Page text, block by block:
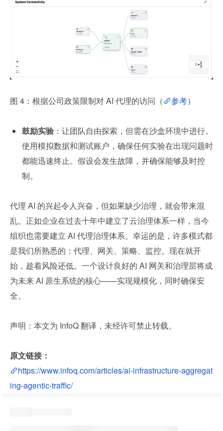
图 4：根据公司政策限制对 AI 代理的访问（ 参考）
鼓励实验 ：让团队自由探索，但需在沙盒环境中进行。
使用模拟数据和测试账户，确保任何实验在出现问题时
都能迅速终止。假设会发生故障，并确保能够及时控
制。
代理 AI 的兴起令人兴奋，但如果缺少治理，就会带来混
乱。正如企业在过去十年中建立了云治理体系一样，当今
组织也需要建立 AI 代理治理体系。幸运的是，许多模式都
是我们所熟悉的：代理、网关、策略、监控。现在就开
始，趁着风险还低。一个设计良好的 AI 网关和治理层将成
为未来 AI 原生系统的核心——实现规模化，同时确保安
全。
声明：本文为 InfoQ 翻译，未经许可禁止转载。
原文链接：
https://www.infoq.com/articles/ai-infrastructure-aggregat
ing-agentic-traffic/